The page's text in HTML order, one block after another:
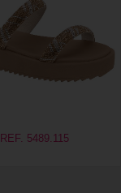
REF. 5489.115